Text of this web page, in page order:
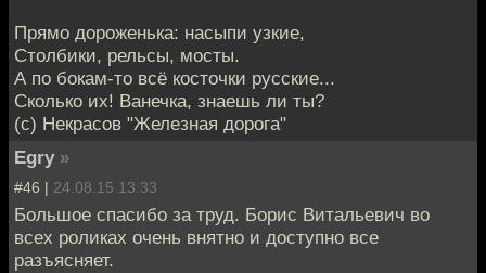
Прямо дороженька: насыпи узкие,
Столбики, рельсы, мосты.
А по бокам-то всё косточки русские...
Сколько их! Ванечка, знаешь ли ты?
(с) Некрасов "Железная дорога"
Egry »
#46 | 24.08.15 13:33
Большое спасибо за труд. Борис Витальевич во
всех роликах очень внятно и доступно все
разъясняет.